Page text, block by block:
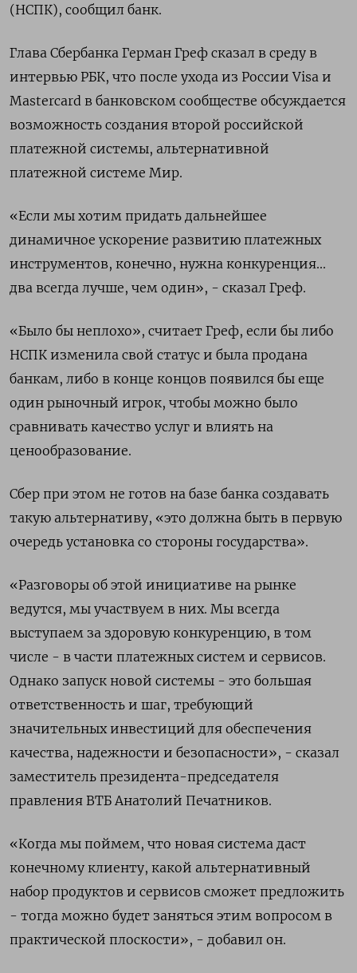
(НСПК), сообщил банк.
Глава Сбербанка Герман Греф сказал в среду в
интервью РБК, что после ухода из России Visa и
Mastercard в банковском сообществе обсуждается
возможность создания второй российской
платежной системы, альтернативной
платежной системе Мир.
«Если мы хотим придать дальнейшее
динамичное ускорение развитию платежных
инструментов, конечно, нужна конкуренция...
два всегда лучше, чем один», - сказал Греф.
«Было бы неплохо», считает Греф, если бы либо
НСПК изменила свой статус и была продана
банкам, либо в конце концов появился бы еще
один рыночный игрок, чтобы можно было
сравнивать качество услуг и влиять на
ценообразование.
Сбер при этом не готов на базе банка создавать
такую альтернативу, «это должна быть в первую
очередь установка со стороны государства».
«Разговоры об этой инициативе на рынке
ведутся, мы участвуем в них. Мы всегда
выступаем за здоровую конкуренцию, в том
числе - в части платежных систем и сервисов.
Однако запуск новой системы - это большая
ответственность и шаг, требующий
значительных инвестиций для обеспечения
качества, надежности и безопасности», - сказал
заместитель президента-председателя
правления ВТБ Анатолий Печатников.
«Когда мы поймем, что новая система даст
конечному клиенту, какой альтернативный
набор продуктов и сервисов сможет предложить
- тогда можно будет заняться этим вопросом в
практической плоскости», - добавил он.